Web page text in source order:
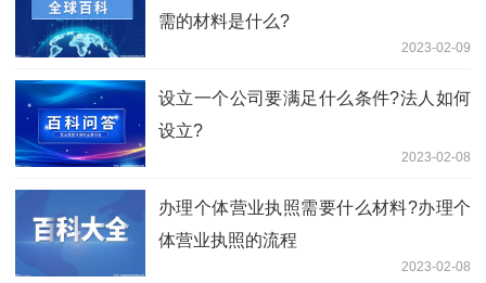
需的材料是什么?
2023-02-09
设立一个公司要满足什么条件?法人如何
设立?
2023-02-08
办理个体营业执照需要什么材料?办理个
体营业执照的流程
2023-02-08